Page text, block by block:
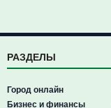
РАЗДЕЛЫ
Город онлайн
Бизнес и финансы